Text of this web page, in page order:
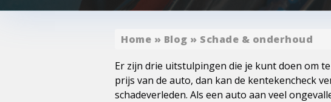
Home » Blog » Schade & onderhoud
Er zijn drie uitstulpingen die je kunt doen om
prijs van de auto, dan kan de kentekencheck
schadeverleden. Als een auto aan veel